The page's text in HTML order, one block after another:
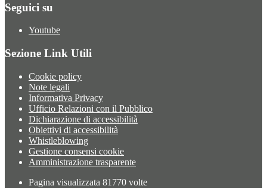
Seguici su
Youtube
Sezione Link Utili
Cookie policy
Note legali
Informativa Privacy
Ufficio Relazioni con il Pubblico
Dichiarazione di accessibilità
Obiettivi di accessibilità
Whistleblowing
Gestione consensi cookie
Amministrazione trasparente
Pagina visualizzata 81770 volte